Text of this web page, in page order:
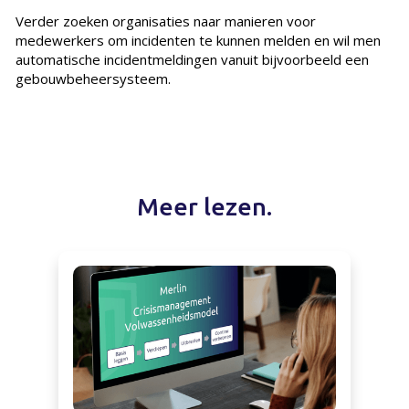
Verder zoeken organisaties naar manieren voor
medewerkers om incidenten te kunnen melden en wil men
automatische incidentmeldingen vanuit bijvoorbeeld een
gebouwbeheersysteem.
Meer lezen.